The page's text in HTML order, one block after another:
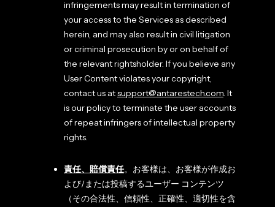
infringements may result in termination of
your access to the Services as described
herein, and may also result in civil litigation
or criminal prosecution by or on behalf of
the relevant rightsholder. If you believe any
User Content violates your copyright,
contact us atsupport@antarestech.com. It
is our policy to terminate the user accounts
of repeat infringers of intellectual property
rights.
責任、賠償責任。お客様は、お客様が作成お
よび/または投稿するユーザー コンテンツ
（その合法性、信頼性、正確性、適切性を含